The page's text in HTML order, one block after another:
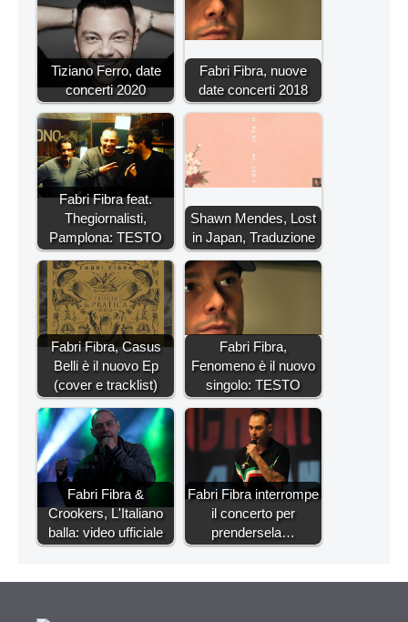
Tiziano Ferro, date
concerti 2020
Fabri Fibra, nuove
date concerti 2018
Fabri Fibra feat.
Thegiornalisti,
Pamplona: TESTO
Shawn Mendes, Lost
in Japan, Traduzione
Fabri Fibra, Casus
Belli è il nuovo Ep
(cover e tracklist)
Fabri Fibra,
Fenomeno è il nuovo
singolo: TESTO
Fabri Fibra &
Crookers, L'Italiano
balla: video ufficiale
Fabri Fibra interrompe
il concerto per
prendersela…